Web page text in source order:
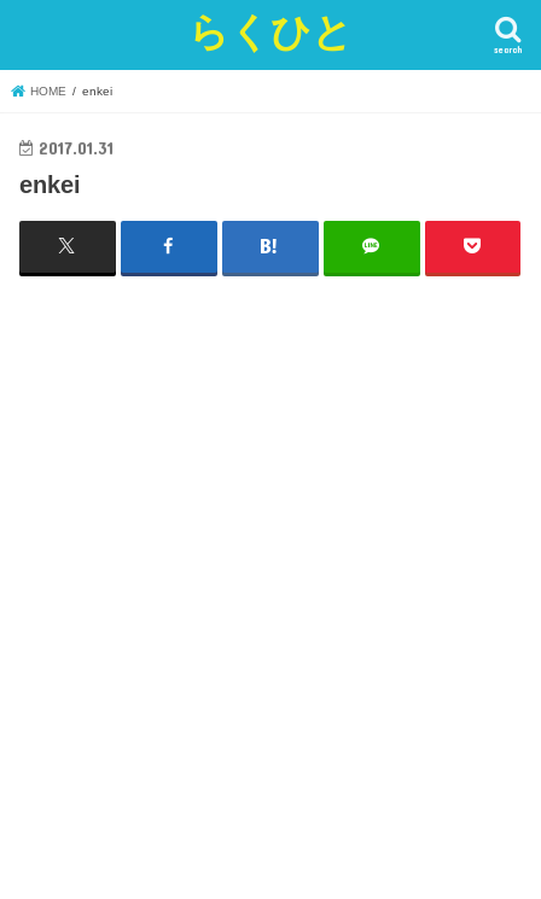
らくひと search
HOME enkei
2017.01.31
enkei